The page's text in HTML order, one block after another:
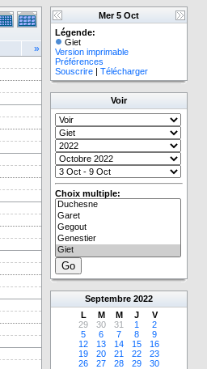
»
Mer 5 Oct
Légende:
Giet
Version imprimable
Préférences
Souscrire | Télécharger
Voir
Choix multiple:
Septembre 2022
L
M M J
V
29
30 31 1
2
5
6 7 8
9
12
13 14 15
16
19
20 21 22
23
26
27 28 29 30